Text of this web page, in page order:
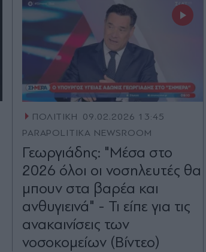
ΠΟΛΙΤΙΚΗ
09.02.2026 13:45
PARAPOLITIKA NEWSROOM
Γεωργιάδης: "Μέσα στο
2026 όλοι οι νοσηλευτές θα
μπουν στα βαρέα και
ανθυγιεινά" - Τι είπε για τις
ανακαινίσεις των
νοσοκομείων (Βίντεο)